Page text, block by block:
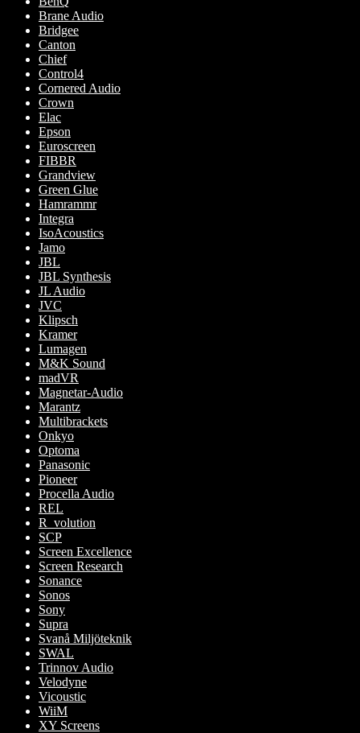
Brane Audio
Bridgee
Canton
Chief
Control4
Cornered Audio
Crown
Elac
Epson
Euroscreen
FIBBR
Grandview
Green Glue
Hamrammr
Integra
IsoAcoustics
Jamo
JBL
JBL Synthesis
JL Audio
JVC
Klipsch
Kramer
Lumagen
M&K Sound
madVR
Magnetar-Audio
Marantz
Multibrackets
Onkyo
Optoma
Panasonic
Pioneer
Procella Audio
REL
R_volution
SCP
Screen Excellence
Screen Research
Sonance
Sonos
Sony
Supra
Svanå Miljöteknik
SWAL
Trinnov Audio
Velodyne
Vicoustic
WiiM
XY Screens